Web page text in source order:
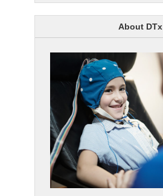
About DTx